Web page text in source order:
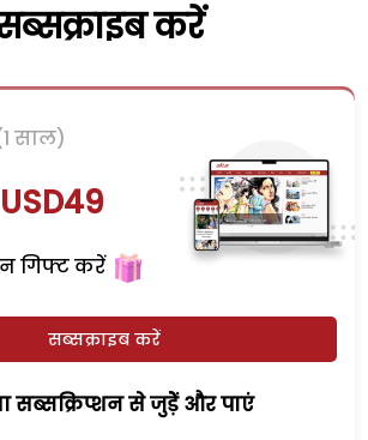
करें
साल)
USD49
गिफ्ट करें
सब्सक्राइब करें
सब्सक्रिप्शन से जुड़ेें और पाएं